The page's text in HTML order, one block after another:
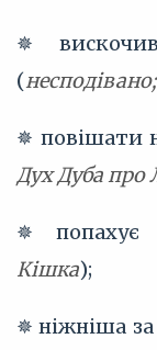
✵
(
✵ повішати
Дух Дуба про
✵ попахує
Кішка);
✵ ніжніша